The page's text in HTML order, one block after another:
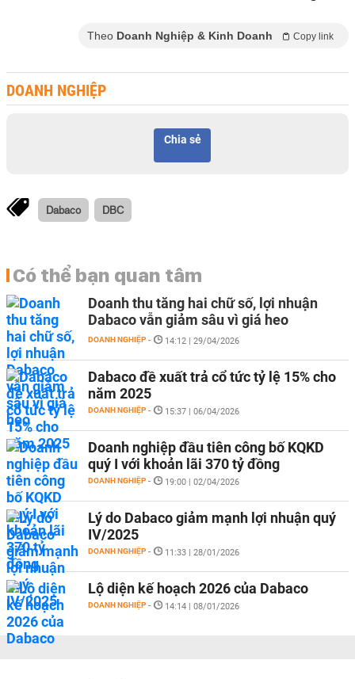
Theo Doanh Nghiệp & Kinh Doanh Copy link
DOANH NGHIỆP
Chia sẻ
Dabaco DBC
Có thể bạn quan tâm
Doanh thu tăng hai chữ số, lợi nhuận
Dabaco vẫn giảm sâu vì giá heo
DOANH NGHIỆP - 14:12 | 29/04/2026
Dabaco đề xuất trả cổ tức tỷ lệ 15% cho
năm 2025
DOANH NGHIỆP - 15:37 | 06/04/2026
Doanh nghiệp đầu tiên công bố KQKD
quý I với khoản lãi 370 tỷ đồng
DOANH NGHIỆP - 19:00 | 02/04/2026
Lý do Dabaco giảm mạnh lợi nhuận quý
IV/2025
DOANH NGHIỆP - 11:33 | 28/01/2026
Lộ diện kế hoạch 2026 của Dabaco
DOANH NGHIỆP - 14:14 | 08/01/2026